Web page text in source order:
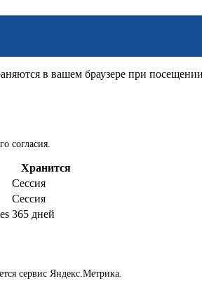
в вашем браузере при
согласия.
Хранится
Сессия
Сессия
365 дней
сервис Яндекс.Метрика.